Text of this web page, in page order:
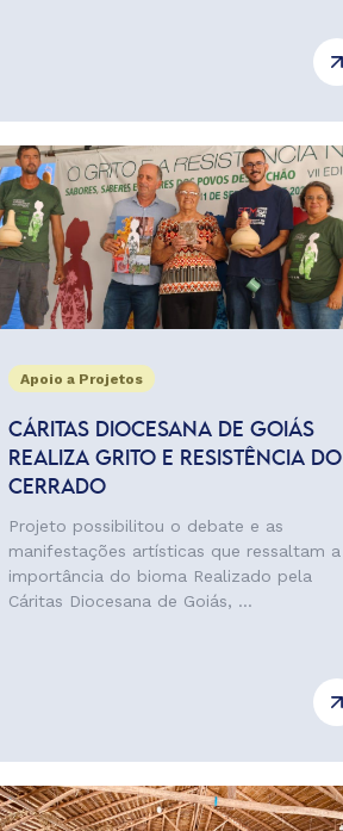
Apoio a Projetos
CÁRITAS DIOCESANA DE GOIÁS
REALIZA GRITO E RESISTÊNCIA DO
CERRADO
Projeto possibilitou o debate e as
manifestações artísticas que ressaltam a
importância do bioma Realizado pela
Cáritas Diocesana de Goiás, ...